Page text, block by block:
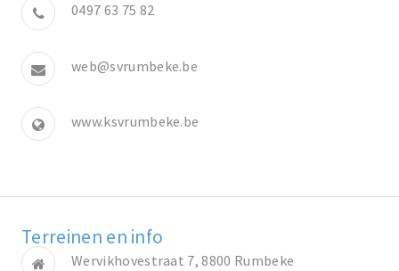
0497 63 75 82
web@svrumbeke.be
www.ksvrumbeke.be
Terreinen en info
Wervikhovestraat 7, 8800 Rumbeke